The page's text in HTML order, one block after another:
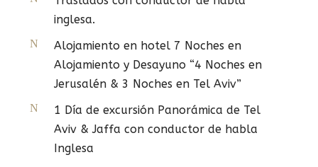
inglesa.
Alojamiento en hotel 7 Noches en
Alojamiento y Desayuno “4 Noches en
Jerusalén & 3 Noches en Tel Aviv”
1 Día de excursión Panorámica de Tel
Aviv & Jaffa con conductor de habla
Inglesa